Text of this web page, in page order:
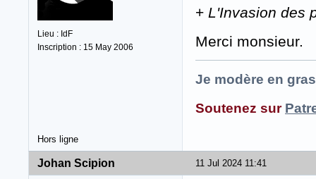
Lieu : IdF
Inscription : 15 May 2006
+ L'Invasion des
Merci monsieur.
Je modère en
Soutenez sur
Hors ligne
11 Jul 2024 11:41
Johan Scipion